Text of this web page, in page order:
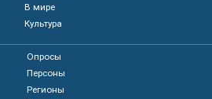
В мире
Культура
Опросы
Персоны
Регионы